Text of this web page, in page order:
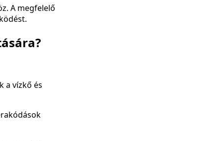
A megfelelő
a vízkő és